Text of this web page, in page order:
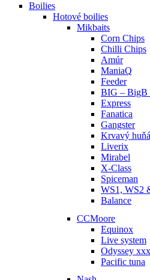
Boilies
Hotové boilies
Mikbaits
Corn Chips
Chilli Chips
Amúr
ManiaQ
Feeder
BIG – BigB
Express
Fanatica
Gangster
Krvavý
Liverix
Mirabel
X-Class
Spiceman
WS1, WS2
Balance
CCMoore
Equinox
Live system
Odyssey xxx
Pacific tuna